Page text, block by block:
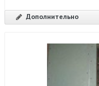
Дополнительно